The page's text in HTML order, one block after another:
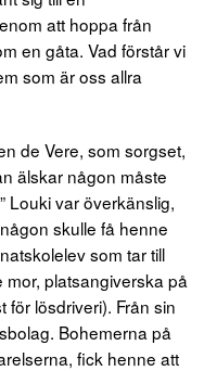
att hoppa från
en gåta. Vad förstår vi
som är oss allra
de Vere, som sorgset,
älskar någon måste
Louki var överkänslig,
skulle få henne
som tar till
platsangiverska på
för lösdriveri). Från sin
Bohemerna på
fick henne att